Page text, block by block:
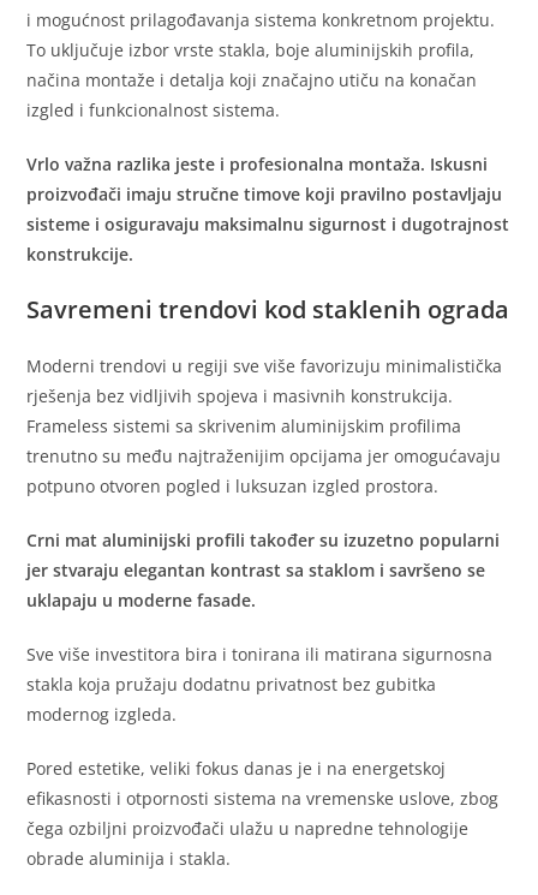
i mogućnost prilagođavanja sistema konkretnom projektu.
To uključuje izbor vrste stakla, boje aluminijskih profila,
načina montaže i detalja koji značajno utiču na konačan
izgled i funkcionalnost sistema.
Vrlo važna razlika jeste i profesionalna montaža. Iskusni
proizvođači imaju stručne timove koji pravilno postavljaju
sisteme i osiguravaju maksimalnu sigurnost i dugotrajnost
konstrukcije.
Savremeni trendovi kod staklenih ograda
Moderni trendovi u regiji sve više favorizuju minimalistička
rješenja bez vidljivih spojeva i masivnih konstrukcija.
Frameless sistemi sa skrivenim aluminijskim profilima
trenutno su među najtraženijim opcijama jer omogućavaju
potpuno otvoren pogled i luksuzan izgled prostora.
Crni mat aluminijski profili također su izuzetno popularni
jer stvaraju elegantan kontrast sa staklom i savršeno se
uklapaju u moderne fasade.
Sve više investitora bira i tonirana ili matirana sigurnosna
stakla koja pružaju dodatnu privatnost bez gubitka
modernog izgleda.
Pored estetike, veliki fokus danas je i na energetskoj
efikasnosti i otpornosti sistema na vremenske uslove, zbog
čega ozbiljni proizvođači ulažu u napredne tehnologije
obrade aluminija i stakla.